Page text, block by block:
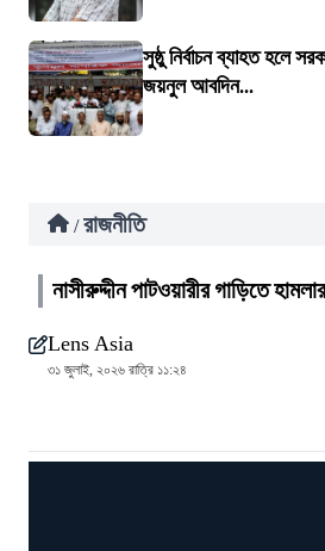
সুষ্ঠু নির্বাচন ব্যাহত হলে
জয়নুল আবদিন...
/ রাজনীতি
নাসীরুদ্দীন পাটওয়ারীর গাড়িতে
Lens Asia
৩১ জুলাই, ২০২৬ রাত্রি ১১:২৪